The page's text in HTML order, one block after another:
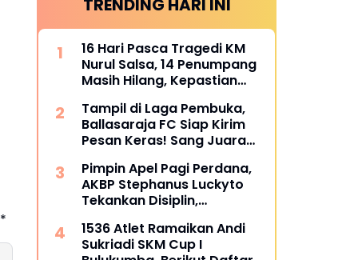
TRENDING HARI INI
16 Hari Pasca Tragedi KM
Nurul Salsa, 14 Penumpang
Masih Hilang, Kepastian
dipertanyakan
Tampil di Laga Pembuka,
Ballasaraja FC Siap Kirim
Pesan Keras! Sang Juara
Sempurna di Piala
Kemerdekaan Bulukumpa
2026
Pimpin Apel Pagi Perdana,
AKBP Stephanus Luckyto
Tekankan Disiplin,
terhadap Organisasi
1536 Atlet Ramaikan Andi
Sukriadi SKM Cup I